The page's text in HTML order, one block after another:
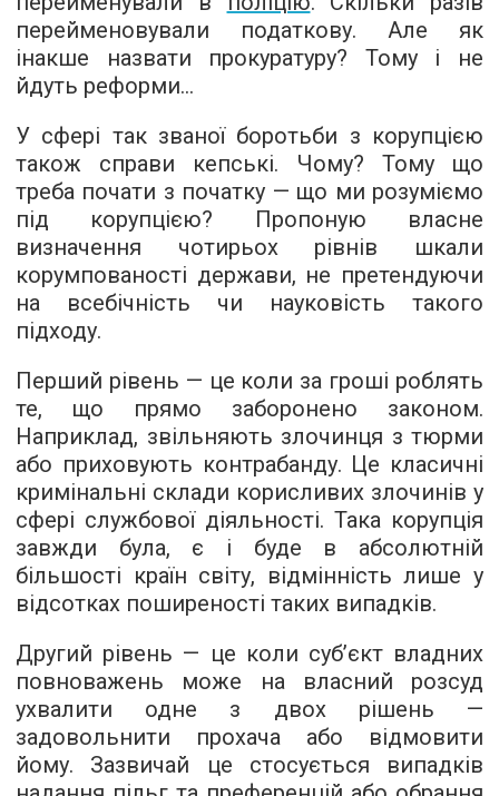
перейменовували податкову. Але як
інакше назвати прокуратуру? Тому і не
йдуть реформи...
У сфері так званої боротьби з корупцією
також справи кепські. Чому? Тому що
треба почати з початку — що ми розуміємо
під корупцією? Пропоную власне
визначення чотирьох рівнів шкали
корумпованості держави, не претендуючи
на всебічність чи науковість такого
підходу.
Перший рівень — це коли за гроші роблять
те, що прямо заборонено законом.
Наприклад, звільняють злочинця з тюрми
або приховують контрабанду. Це класичні
кримінальні склади корисливих злочинів у
сфері службової діяльності. Така корупція
завжди була, є і буде в абсолютній
більшості країн світу, відмінність лише у
відсотках поширеності таких випадків.
Другий рівень — це коли суб’єкт владних
повноважень може на власний розсуд
ухвалити одне з двох рішень —
задовольнити прохача або відмовити
йому. Зазвичай це стосується випадків